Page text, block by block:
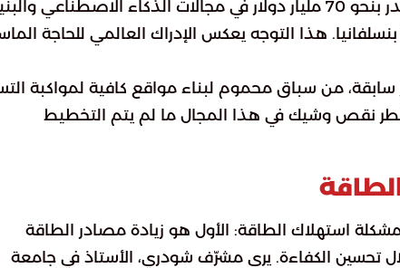
كانت الولايات المتحدة تخطط لاستثمارات ضخمة تقدر بنحو 70 مليار دولار في مجالات الذكاء الاصطناعي
بنسلفانيا. هذا التوجه يعكس الإدراك العالمي للحاجة
سابقة، من سباق محموم لبناء مواقع كافية لمواكبة
خطر نقص وشيك في هذا المجال ما لم يتم التخطيط
استهلاك الطاقة: الأول هو زيادة مصادر الطاقة
تحسين الكفاءة. يرى مشرّف شودري، الأستاذ في جامعة